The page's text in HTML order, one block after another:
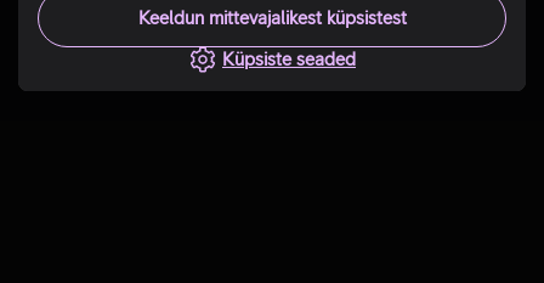
Keeldun mittevajalikest küpsistest
Küpsiste seaded